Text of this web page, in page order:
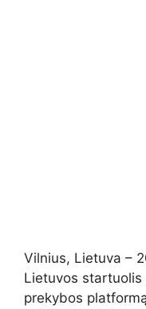
Vilnius, Lietuva –
Lietuvos startuolis
prekybos